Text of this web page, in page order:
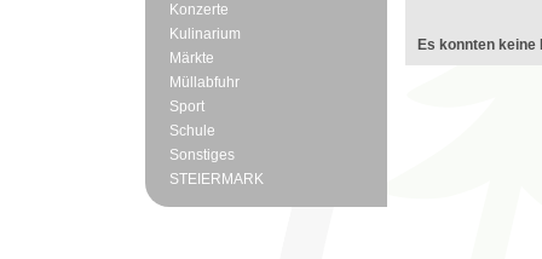
Konzerte
Kulinarium
Märkte
Müllabfuhr
Sport
Schule
Sonstiges
STEIERMARK
Es konnten keine